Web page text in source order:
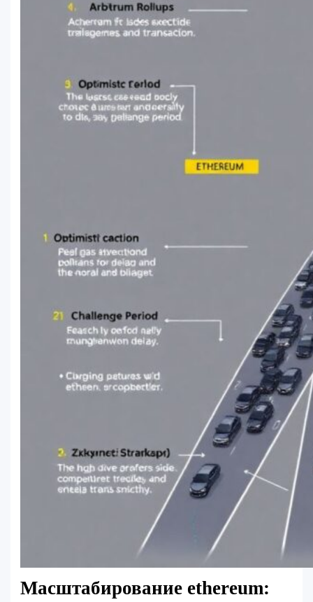
Масштабирование ethereum: